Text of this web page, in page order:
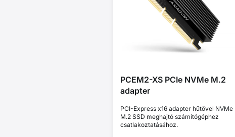
PCEM2-XS PCIe NVMe M.2
adapter
PCI-Express x16 adapter hűtővel NVMe
M.2 SSD meghajtó számítógéphez
csatlakoztatásához.